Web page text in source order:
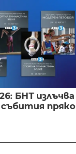
БНТ излъчва
пряко